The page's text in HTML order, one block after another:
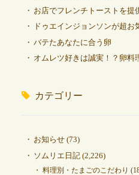
お店でフレンチトーストを提
ドゥエインジョンソンが超お
バテたあなたに合う卵
オムレツ好きは誠実！？卵料
カテゴリー
お知らせ(73)
ソムリエ日記(2,226)
料理別・たまごのこだわり